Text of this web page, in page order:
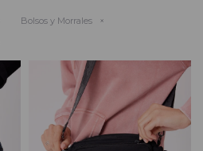
Bolsos y Morrales